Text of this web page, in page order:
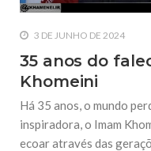
3 DE JUNHO DE 2024
35 anos do
Khomeini
Há 35 anos, o mundo
inspiradora, o Imam
ecoar através das